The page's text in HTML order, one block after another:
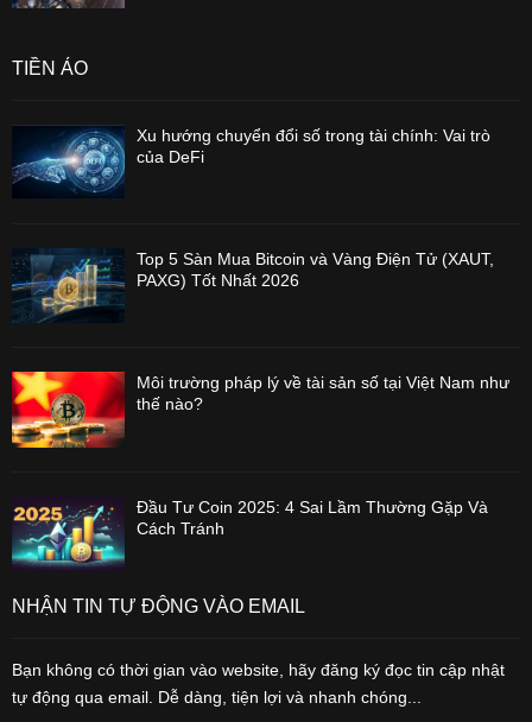
TIỀN ẢO
Xu hướng chuyển đổi số trong tài chính: Vai trò
của DeFi
Top 5 Sàn Mua Bitcoin và Vàng Điện Tử (XAUT,
PAXG) Tốt Nhất 2026
Môi trường pháp lý về tài sản số tại Việt Nam như
thế nào?
Đầu Tư Coin 2025: 4 Sai Lầm Thường Gặp Và
Cách Tránh
NHẬN TIN TỰ ĐỘNG VÀO EMAIL
Bạn không có thời gian vào website, hãy đăng ký đọc tin cập nhật
tự động qua email. Dễ dàng, tiện lợi và nhanh chóng...